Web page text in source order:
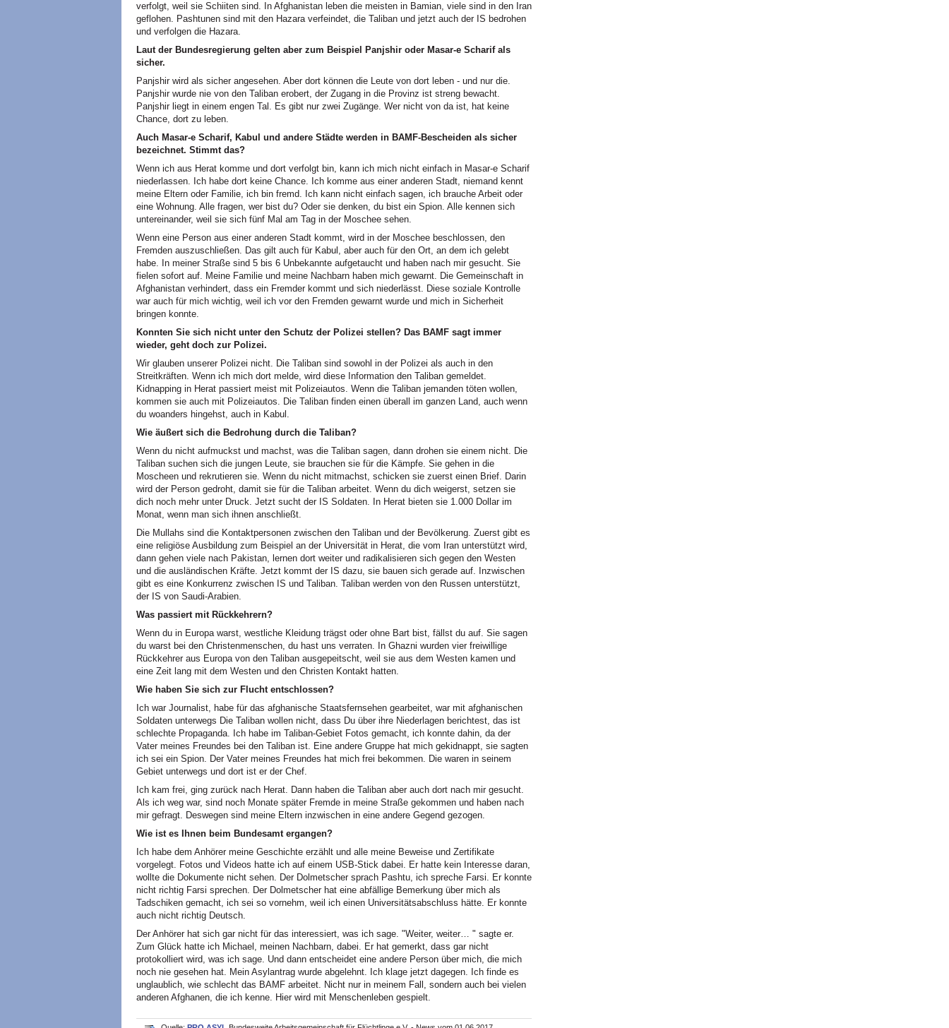
verfolgt, weil sie Schiiten sind. In Afghanistan leben die meisten in Bamian, viele sind in den Iran
geflohen. Pashtunen sind mit den Hazara verfeindet, die Taliban und jetzt auch der IS bedrohen
und verfolgen die Hazara.
Laut der Bundesregierung gelten aber zum Beispiel Panjshir oder Masar-e Scharif als
sicher.
Panjshir wird als sicher angesehen. Aber dort können die Leute von dort leben - und nur die.
Panjshir wurde nie von den Taliban erobert, der Zugang in die Provinz ist streng bewacht.
Panjshir liegt in einem engen Tal. Es gibt nur zwei Zugänge. Wer nicht von da ist, hat keine
Chance, dort zu leben.
Auch Masar-e Scharif, Kabul und andere Städte werden in BAMF-Bescheiden als sicher
bezeichnet. Stimmt das?
Wenn ich aus Herat komme und dort verfolgt bin, kann ich mich nicht einfach in Masar-e Scharif
niederlassen. Ich habe dort keine Chance. Ich komme aus einer anderen Stadt, niemand kennt
meine Eltern oder Familie, ich bin fremd. Ich kann nicht einfach sagen, ich brauche Arbeit oder
eine Wohnung. Alle fragen, wer bist du? Oder sie denken, du bist ein Spion. Alle kennen sich
untereinander, weil sie sich fünf Mal am Tag in der Moschee sehen.
Wenn eine Person aus einer anderen Stadt kommt, wird in der Moschee beschlossen, den
Fremden auszuschließen. Das gilt auch für Kabul, aber auch für den Ort, an dem ich gelebt
habe. In meiner Straße sind 5 bis 6 Unbekannte aufgetaucht und haben nach mir gesucht. Sie
fielen sofort auf. Meine Familie und meine Nachbarn haben mich gewarnt. Die Gemeinschaft in
Afghanistan verhindert, dass ein Fremder kommt und sich niederlässt. Diese soziale Kontrolle
war auch für mich wichtig, weil ich vor den Fremden gewarnt wurde und mich in Sicherheit
bringen konnte.
Konnten Sie sich nicht unter den Schutz der Polizei stellen? Das BAMF sagt immer
wieder, geht doch zur Polizei.
Wir glauben unserer Polizei nicht. Die Taliban sind sowohl in der Polizei als auch in den
Streitkräften. Wenn ich mich dort melde, wird diese Information den Taliban gemeldet.
Kidnapping in Herat passiert meist mit Polizeiautos. Wenn die Taliban jemanden töten wollen,
kommen sie auch mit Polizeiautos. Die Taliban finden einen überall im ganzen Land, auch wenn
du woanders hingehst, auch in Kabul.
Wie äußert sich die Bedrohung durch die Taliban?
Wenn du nicht aufmuckst und machst, was die Taliban sagen, dann drohen sie einem nicht. Die
Taliban suchen sich die jungen Leute, sie brauchen sie für die Kämpfe. Sie gehen in die
Moscheen und rekrutieren sie. Wenn du nicht mitmachst, schicken sie zuerst einen Brief. Darin
wird der Person gedroht, damit sie für die Taliban arbeitet. Wenn du dich weigerst, setzen sie
dich noch mehr unter Druck. Jetzt sucht der IS Soldaten. In Herat bieten sie 1.000 Dollar im
Monat, wenn man sich ihnen anschließt.
Die Mullahs sind die Kontaktpersonen zwischen den Taliban und der Bevölkerung. Zuerst gibt es
eine religiöse Ausbildung zum Beispiel an der Universität in Herat, die vom Iran unterstützt wird,
dann gehen viele nach Pakistan, lernen dort weiter und radikalisieren sich gegen den Westen
und die ausländischen Kräfte. Jetzt kommt der IS dazu, sie bauen sich gerade auf. Inzwischen
gibt es eine Konkurrenz zwischen IS und Taliban. Taliban werden von den Russen unterstützt,
der IS von Saudi-Arabien.
Was passiert mit Rückkehrern?
Wenn du in Europa warst, westliche Kleidung trägst oder ohne Bart bist, fällst du auf. Sie sagen
du warst bei den Christenmenschen, du hast uns verraten. In Ghazni wurden vier freiwillige
Rückkehrer aus Europa von den Taliban ausgepeitscht, weil sie aus dem Westen kamen und
eine Zeit lang mit dem Westen und den Christen Kontakt hatten.
Wie haben Sie sich zur Flucht entschlossen?
Ich war Journalist, habe für das afghanische Staatsfernsehen gearbeitet, war mit afghanischen
Soldaten unterwegs Die Taliban wollen nicht, dass Du über ihre Niederlagen berichtest, das ist
schlechte Propaganda. Ich habe im Taliban-Gebiet Fotos gemacht, ich konnte dahin, da der
Vater meines Freundes bei den Taliban ist. Eine andere Gruppe hat mich gekidnappt, sie sagten
ich sei ein Spion. Der Vater meines Freundes hat mich frei bekommen. Die waren in seinem
Gebiet unterwegs und dort ist er der Chef.
Ich kam frei, ging zurück nach Herat. Dann haben die Taliban aber auch dort nach mir gesucht.
Als ich weg war, sind noch Monate später Fremde in meine Straße gekommen und haben nach
mir gefragt. Deswegen sind meine Eltern inzwischen in eine andere Gegend gezogen.
Wie ist es Ihnen beim Bundesamt ergangen?
Ich habe dem Anhörer meine Geschichte erzählt und alle meine Beweise und Zertifikate
vorgelegt. Fotos und Videos hatte ich auf einem USB-Stick dabei. Er hatte kein Interesse daran,
wollte die Dokumente nicht sehen. Der Dolmetscher sprach Pashtu, ich spreche Farsi. Er konnte
nicht richtig Farsi sprechen. Der Dolmetscher hat eine abfällige Bemerkung über mich als
Tadschiken gemacht, ich sei so vornehm, weil ich einen Universitätsabschluss hätte. Er konnte
auch nicht richtig Deutsch.
Der Anhörer hat sich gar nicht für das interessiert, was ich sage. "Weiter, weiter… " sagte er.
Zum Glück hatte ich Michael, meinen Nachbarn, dabei. Er hat gemerkt, dass gar nicht
protokolliert wird, was ich sage. Und dann entscheidet eine andere Person über mich, die mich
noch nie gesehen hat. Mein Asylantrag wurde abgelehnt. Ich klage jetzt dagegen. Ich finde es
unglaublich, wie schlecht das BAMF arbeitet. Nicht nur in meinem Fall, sondern auch bei vielen
anderen Afghanen, die ich kenne. Hier wird mit Menschenleben gespielt.